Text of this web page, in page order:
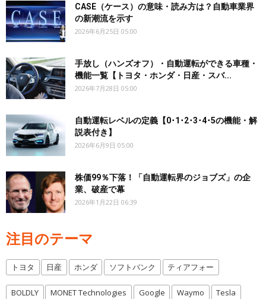
CASE（ケース）の意味・読み方は？自動車業界
の新潮流を示す
2026年6月25日 05:00
手放し（ハンズオフ）・自動運転ができる車種・
機能一覧【トヨタ・ホンダ・日産・スバ...
2026年7月28日 05:00
自動運転レベルの定義【0･1･2･3･4･5の機能・解
説表付き】
2026年6月9日 05:00
株価99％下落！「自動運転界のジョブズ」の企
業、破産で幕
2026年1月22日 06:39
注目のテーマ
トヨタ 日産 ホンダ ソフトバンク ティアフォー
BOLDLY MONET Technologies Google Waymo Tesla